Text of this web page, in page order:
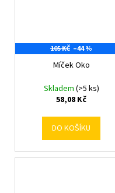
105 KČ –44 %
Míček Oko
Skladem (>5 ks)
58,08 Kč
DO KOŠÍKU